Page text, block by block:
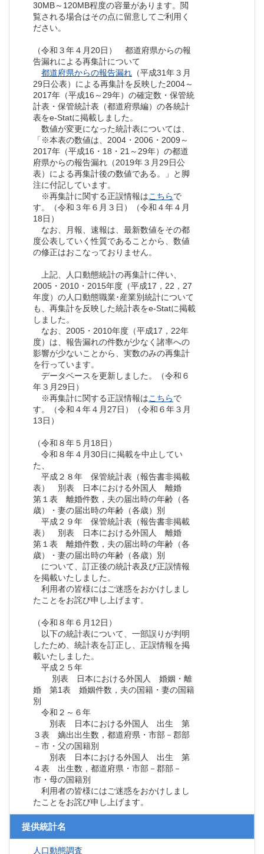
30MB～120MB程度の容量があります。閲
覧される場合はその点に留意してご利用く
ださい。
（令和３年４月20日） 都道府県からの報
告漏れによる再集計について
都道府県からの報告漏れ （平成31年３月
29日公表）による再集計を反映した2004～
2017年（平成16～29年）の確定数・保管統
計表・保管統計表（都道府県編）の各統計
表をe-Statに掲載しました。
数値が変更になった統計表については、
「※本表の数値は、2004・2006・2009～
2017年（平成16・18・21～29年）の都道
府県からの報告漏れ（2019年３月29日公
表）による再集計後の数値である。」と脚
注に付記しています。
※再集計に関する正誤情報はこちらで
す。（令和３年６月３日）（令和４年４月
18日）
なお、月報、速報は、最新数値をその都
度公表していく性質であることから、数値
の修正はおこなっておりません。
上記、人口動態統計の再集計に伴い、
2005・2010・2015年度（平成17，22，27
年度）の人口動態職業･産業別統計について
も、再集計を反映した統計表をe-Statに掲載
しました。
なお、2005・2010年度（平成17，22年
度）は、報告漏れの件数が少なく諸率への
影響が少ないことから、実数のみの再集計
を行っています。
データベースを更新しました。（令和６
年３月29日）
※再集計に関する正誤情報はこちらで
す。（令和４年４月27日）（令和６年３月
13日）
（令和８年５月18日）
令和８年４月30日に掲載を中止してい
た、
平成２８年 保管統計表（報告書非掲載
表） 別表 日本における外国人 離婚
第１表 離婚件数，夫の届出時の年齢（各
歳）・妻の届出時の年齢（各歳）別
平成２９年 保管統計表（報告書非掲載
表） 別表 日本における外国人 離婚
第１表 離婚件数，夫の届出時の年齢（各
歳）・妻の届出時の年齢（各歳）別
について、訂正後の統計表及び正誤情報
を掲載いたしました。
利用者の皆様にはご迷惑をおかけしまし
たことをお詫び申し上げます。
（令和８年６月12日）
以下の統計表について、一部誤りが判明
したため、統計表を訂正し、正誤情報を掲
載いたしました。
平成２５年
別表 日本における外国人 婚姻・離
婚 第1表 婚姻件数，夫の国籍・妻の国籍
別
令和２～６年
別表 日本における外国人 出生 第
３表 嫡出出生数，都道府県・市部－郡部
－市・父の国籍別
別表 日本における外国人 出生 第
４表 出生数，都道府県・市部－郡部－
市・母の国籍別
利用者の皆様にはご迷惑をおかけしまし
たことをお詫び申し上げます。
提供統計名
人口動態調査